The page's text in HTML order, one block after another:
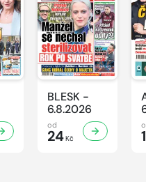
BLESK -
6.8.2026
od
24Kč